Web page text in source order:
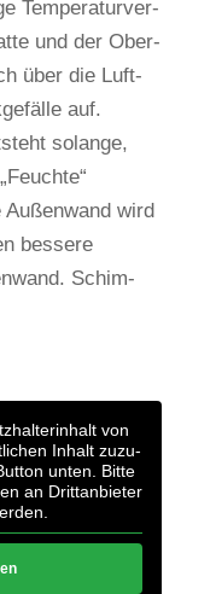
Tem­pe­ra­tur­ver­
und der Ober­
über die Luft­
auf.
solange,
wird
bes­sere
Schim­
von
Inhalt zuzu­
unten. Bitte
an Dritt­an­bieter